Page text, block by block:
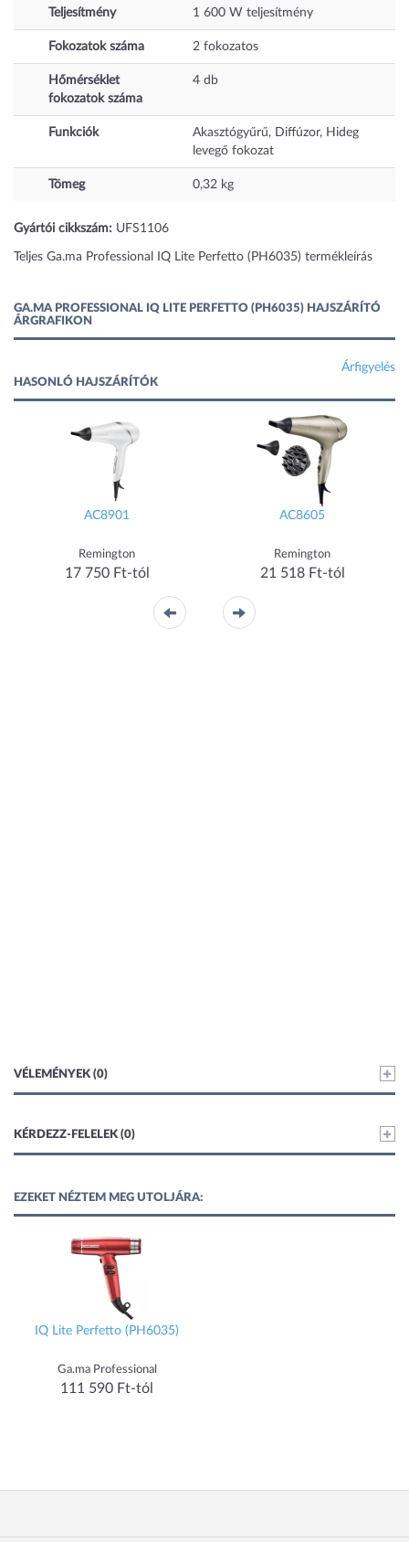
Teljesítmény 1 600 W teljesítmény
Fokozatok száma 2 fokozatos
Hőmérséklet
fokozatok száma
4 db
Funkciók
Akasztógyűrű, Diffúzor, Hideg
levegő fokozat
Tömeg 0,32 kg
Gyártói cikkszám: UFS1106
Teljes Ga.ma Professional IQ Lite Perfetto (PH6035) termékleírás
GA.MA PROFESSIONAL IQ LITE PERFETTO (PH6035) HAJSZÁRÍTÓ
ÁRGRAFIKON
Árfigyelés
HASONLÓ HAJSZÁRÍTÓK
AC8901
Remington
17 750 Ft-tól
AC8605
Remington
21 518 Ft-tól
VÉLEMÉNYEK (0)
KÉRDEZZ-FELELEK (0)
EZEKET NÉZTEM MEG UTOLJÁRA:
IQ Lite Perfetto (PH6035)
Ga.ma Professional
111 590 Ft-tól